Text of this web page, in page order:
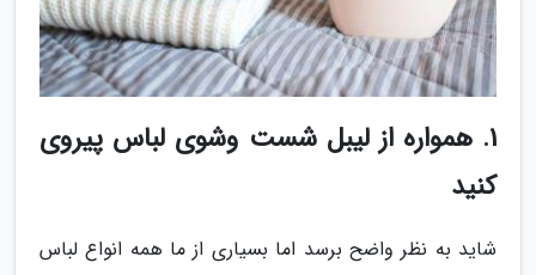
1. همواره از لیبل شست وشوی لباس پیروی
کنید
شاید به نظر واضح برسد اما بسیاری از ما همه انواع لباس